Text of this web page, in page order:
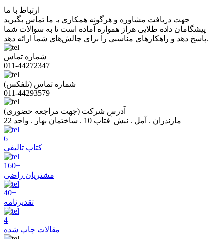
ارتباط با ما
جهت دریافت مشاوره و هرگونه همکاری با ما تماس بگیرید
پیشگامان داده طلایی هراز همواره آماده است تا به سوالات شما
پاسخ دهد و راهکارهای مناسبی را برای چالش‌های شما ارائه دهد.
شماره تماس
011-44272347
شماره تماس (تلفکس)
011-44293579
آدرس شرکت (جهت مراجعه حضوری)
مازندران . آمل . نبش آفتاب 10 . ساختمان بهار . واحد 22
6
کتاب تالیفی
160+
مشتریان راضی
40+
تقدیرنامه
4
مقالات چاپ شده